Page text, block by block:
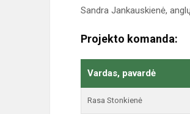
Sandra Jankauskienė,
Projekto komanda:
Vardas, pavardė
Rasa Stonkienė